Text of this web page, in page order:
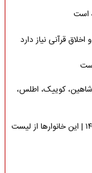
است
قرآنی نیاز دارد
کوییک، اطلس،
تغییر زمان‌بندی واریز کالابرگ الکترونیکی مرداد ۱۴۰۵ | این خانوارها از لیست